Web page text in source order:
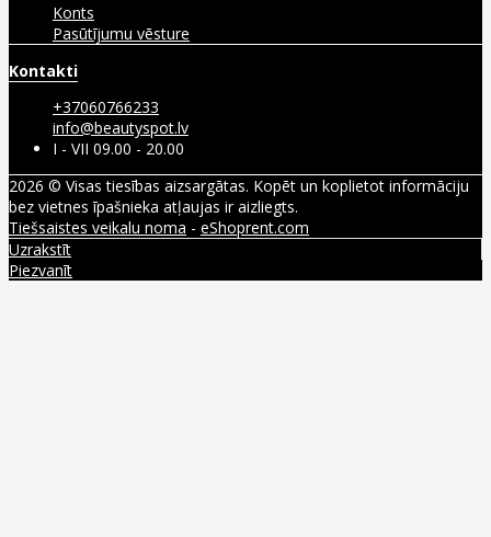
Konts
Pasūtījumu vēsture
Kontakti
+37060766233
info@beautyspot.lv
I - VII 09.00 - 20.00
2026 © Visas tiesības aizsargātas. Kopēt un koplietot informāciju
bez vietnes īpašnieka atļaujas ir aizliegts.
Tiešsaistes veikalu noma - eShoprent.com
Uzrakstīt
Piezvanīt